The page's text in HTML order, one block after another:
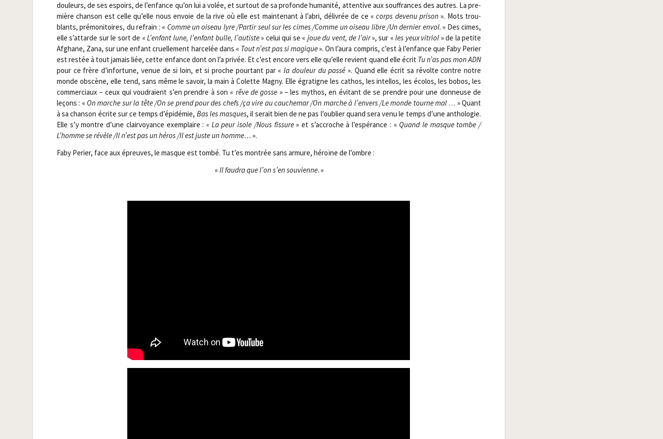
dou­leurs, de ses espoirs, de l’enfance qu’on lui a volée, et sur­tout de sa pro­fonde huma­ni­té, atten­tive aux souf­frances des autres. La pre­
mière chan­son est celle qu’elle nous envoie de la rive où elle est main­te­nant à l’abri, déli­vrée de ce «corps deve­nu pri­son ». Mots trou­
blants, pré­mo­ni­toires, du refrain : « Comme un oiseau lyre /​Par­tir seul sur les cimes /​Comme un oiseau libre /​Un der­nier envol. » Des cimes,
elle s’attarde sur le sort de «L’enfant lune, l’enfant bulle, l’autiste» celui qui se « joue du vent, de l’air», sur «les yeux vitriol » de la petite
Afghane, Zana, sur une enfant cruel­le­ment har­ce­lée dans « Tout n’est pas si magique». On l’aura com­pris, c’est à l’enfance que Faby Per­ier
est res­tée à tout jamais liée, cette enfance dont on l’a pri­vée. Et c’est encore vers elle qu’elle revient quand elle écrit Tu n’as pas mon ADN
pour ce frère d’infortune, venue de si loin, et si proche pour­tant par «la dou­leur du pas­sé ». Quand elle écrit sa révolte contre notre
monde obs­cène, elle tend, sans même le savoir, la main à Colette Magny. Elle égra­tigne les cathos, les intel­los, les éco­los, les bobos, les
com­mer­ciaux – ceux qui vou­draient s’en prendre à son « rêve de gosse » – les mythos, en évi­tant de se prendre pour une don­neuse de
leçons : « On marche sur la tête /​On se prend pour des chefs /​ça vire au cau­che­mar /​On marche à l’envers /​Le monde tourne mal … » Quant
à sa chan­son écrite sur ce temps d’épidémie, Bas les masques, il serait bien de ne pas l’oublier quand sera venu le temps d’une antho­lo­gie.
Elle s’y montre d’une clair­voyance exem­plaire : « La peur isole /​Nous fis­sure» et s’accroche à l’espérance : « Quand le masque tombe /​
L’homme se révèle /​Il n’est pas un héros /​Il est juste un homme… ».
Faby Per­ier, face aux épreuves, le masque est tom­bé. Tu t’es mon­trée sans armure, héroïne de l’ombre :
« Il fau­dra que l’on s’en sou­vienne. »